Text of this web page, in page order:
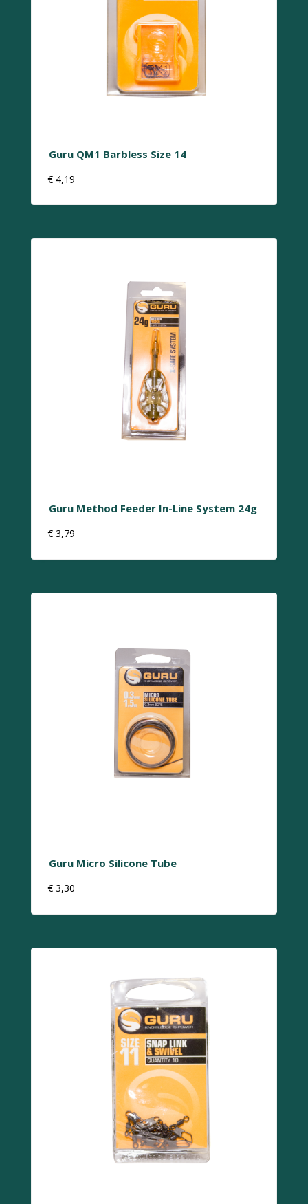
Guru QM1 Barbless Size 14
€ 4,19
Guru Method Feeder In-Line System 24g
€ 3,79
Guru Micro Silicone Tube
€ 3,30